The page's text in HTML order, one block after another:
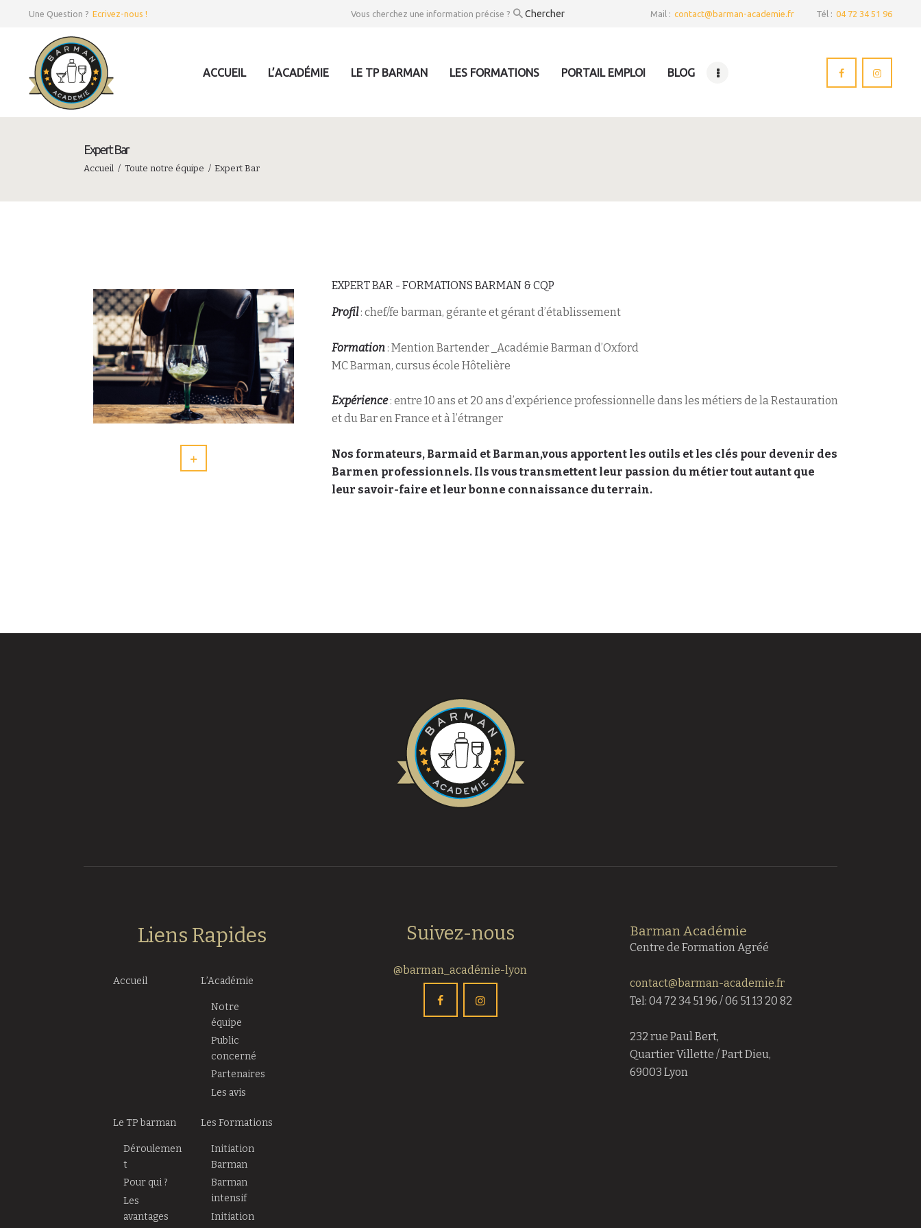
Une Question ? Ecrivez-nous ! Vous cherchez une information précise ? Mail : contact@barman-academie.fr Tél : 04 72 34 51 96
ACCUEIL L’ACADÉMIE LE TP BARMAN LES FORMATIONS PORTAIL EMPLOI BLOG
Expert Bar
Accueil Toute notre équipe Expert Bar
EXPERT BAR - FORMATIONS BARMAN & CQP
Profil: chef/fe barman, gérante et gérant d’établissement
Formation : Mention Bartender _Académie Barman d’Oxford
MC Barman, cursus école Hôtelière
Expérience: entre 10 ans et 20 ans d’expérience professionnelle dans les métiers de la Restauration
et du Bar en France et à l’étranger
Nos formateurs, Barmaid et Barman,vous apportent les outils et les clés pour devenir des
Barmen professionnels. Ils vous transmettent leur passion du métier tout autant que
leur savoir-faire et leur bonne connaissance du terrain.
Liens Rapides
Accueil L’Académie
Notre
équipe
Public
concerné
Partenaires
Les avis
Le TP barman
Déroulemen
t
Pour qui ?
Les
avantages
Les Formations
Initiation
Barman
Barman
intensif
Initiation
Suivez-nous
@barman_académie-lyon
Barman Académie
Centre de Formation Agréé
contact@barman-academie.fr
Tel: 04 72 34 51 96 / 06 51 13 20 82
232 rue Paul Bert,
Quartier Villette / Part Dieu,
69003 Lyon